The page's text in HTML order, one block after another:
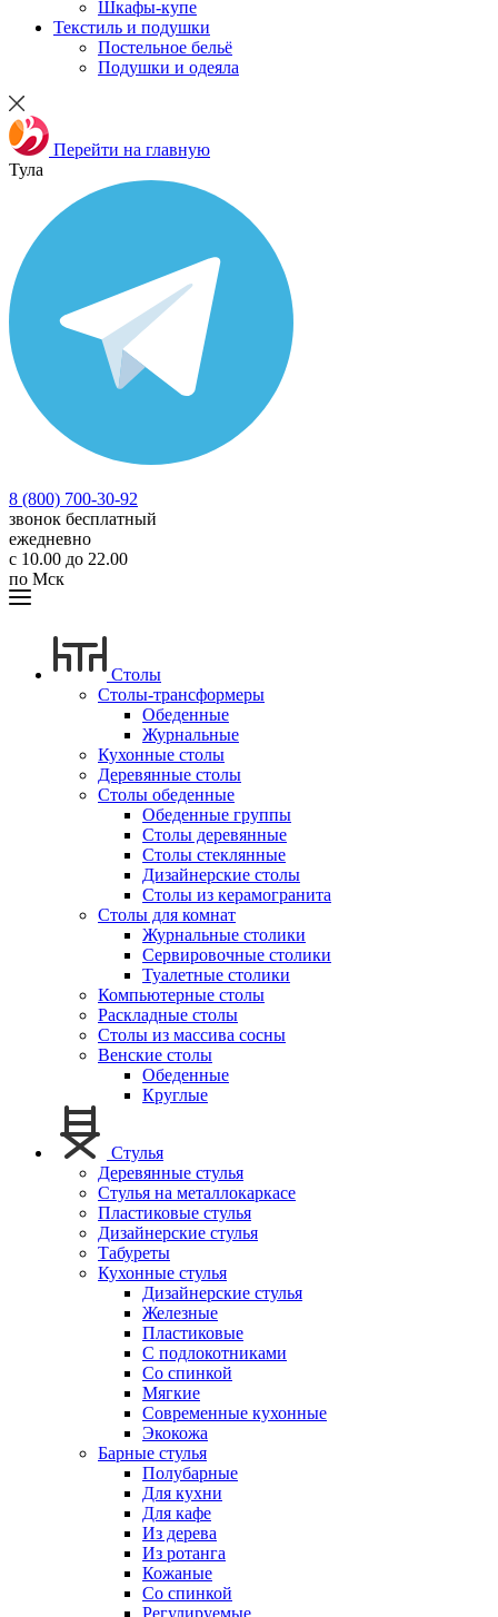
Шкафы-купе
Текстиль и подушки
Постельное бельё
Подушки и одеяла
Перейти на главную
Тула
8 (800) 700-30-92
звонок бесплатный
ежедневно
с 10.00 до 22.00
по Мск
Столы
Столы-трансформеры
Обеденные
Журнальные
Кухонные столы
Деревянные столы
Столы обеденные
Обеденные группы
Столы деревянные
Столы стеклянные
Дизайнерские столы
Столы из керамогранита
Столы для комнат
Журнальные столики
Сервировочные столики
Туалетные столики
Компьютерные столы
Раскладные столы
Столы из массива сосны
Венские столы
Обеденные
Круглые
Стулья
Деревянные стулья
Стулья на металлокаркасе
Пластиковые стулья
Дизайнерские стулья
Табуреты
Кухонные стулья
Дизайнерские стулья
Железные
Пластиковые
С подлокотниками
Со спинкой
Мягкие
Современные кухонные
Экокожа
Барные стулья
Полубарные
Для кухни
Для кафе
Из дерева
Из ротанга
Кожаные
Со спинкой